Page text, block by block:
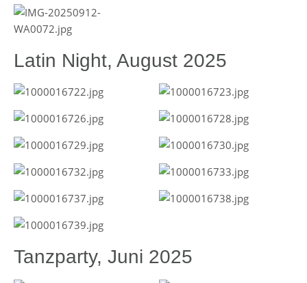
Latin Night, August 2025
Tanzparty, Juni 2025